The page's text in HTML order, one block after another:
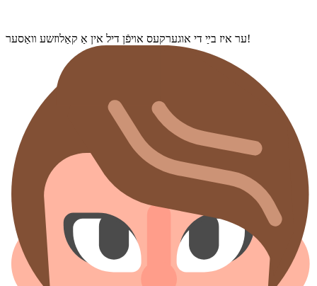
ער איז בײַ די אוגערקעס אױפֿן דיל אין אַ קאַלוזשע װאַסער!